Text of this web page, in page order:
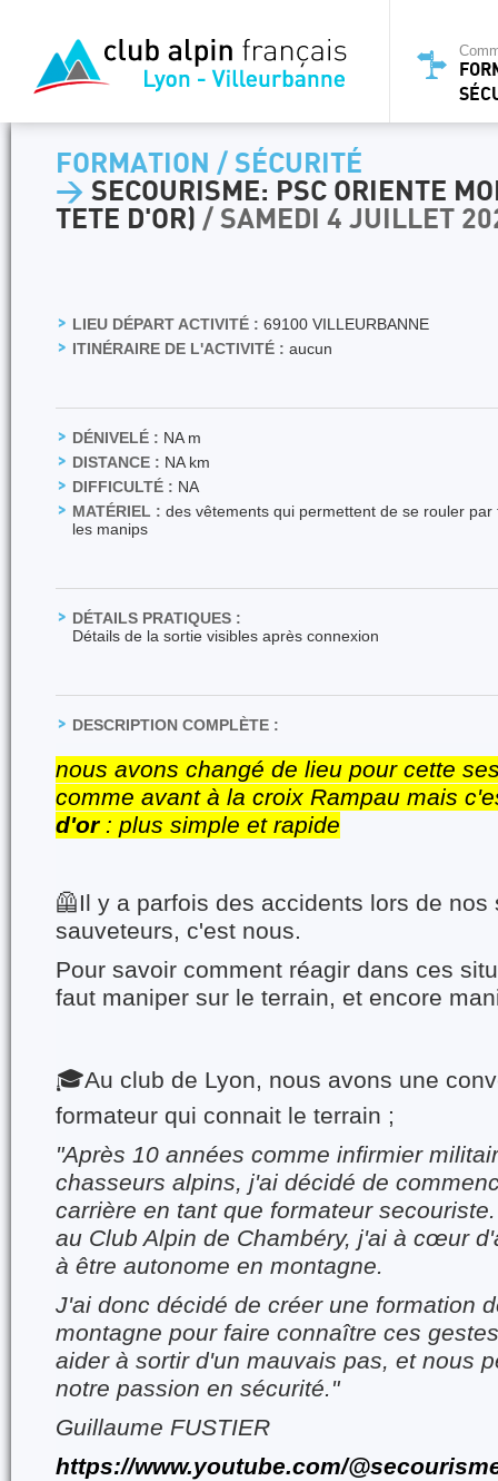
FORMATION / SÉCURITÉ
> SECOURISME: PSC ORIENTE
TETE D'OR) / SAMEDI 4 JUILLET
LIEU DÉPART ACTIVITÉ : 69100 VILLEURBANNE
ITINÉRAIRE DE L'ACTIVITÉ : aucun
DÉNIVELÉ : NA m
DISTANCE : NA km
DIFFICULTÉ : NA
MATÉRIEL : des vêtements qui permettent de se rouler
les manips
DÉTAILS PRATIQUES :
Détails de la sortie visibles après connexion
DESCRIPTION COMPLÈTE :
nous avons changé de lieu pour cette
comme avant à la croix Rampau mais
d'or : plus simple et rapide
🦺Il y a parfois des accidents lors de
sauveteurs, c'est nous.
Pour savoir comment réagir dans ces
faut maniper sur le terrain, et encore
🎓Au club de Lyon, nous avons une
formateur qui connait le terrain ;
"Après 10 années comme infirmier
chasseurs alpins, j'ai décidé de
carrière en tant que formateur
au Club Alpin de Chambéry, j'ai à cœur
à être autonome en montagne.
J'ai donc décidé de créer une formation
montagne pour faire connaître ces
aider à sortir d'un mauvais pas, et nous
notre passion en sécurité."
Guillaume FUSTIER
https://www.youtube.com/